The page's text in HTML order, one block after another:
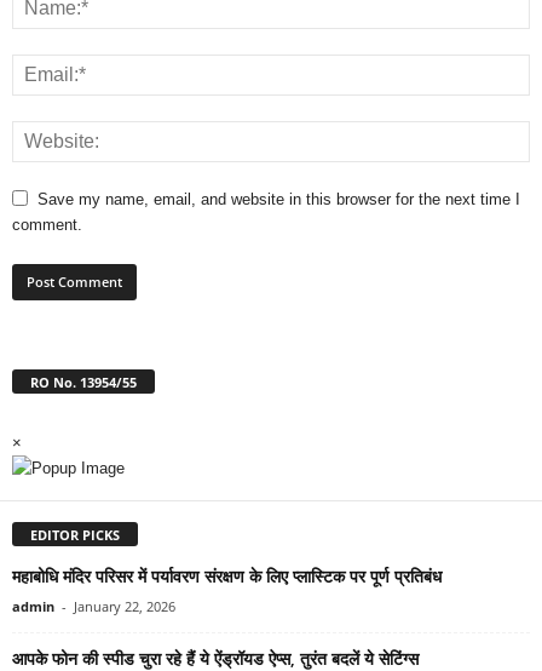
Save my name, email, and website in this browser for the next time I
comment.
RO No. 13954/55
×
EDITOR PICKS
महाबोधि मंदिर परिसर में पर्यावरण संरक्षण के लिए प्लास्टिक पर पूर्ण प्रतिबंध
admin - January 22, 2026
आपके फोन की स्पीड चुरा रहे हैं ये ऐंड्रॉयड ऐप्स, तुरंत बदलें ये सेटिंग्स